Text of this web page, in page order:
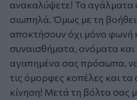
ανακαλύψετε! Τα αγάλματα
σιωπηλά. Όμως με τη
αποκτήσουν όχι μόνο φωνή
συναισθήματα, ονόματα και
αγαπημένα σας πρόσωπα,
τις όμορφες κοπέλες και
κίνηση! Μετά τη βόλτα σας